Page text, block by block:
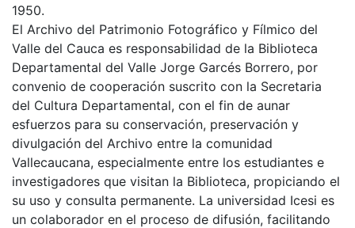
1950.
El Archivo del Patrimonio Fotográfico y Fílmico del
Valle del Cauca es responsabilidad de la Biblioteca
Departamental del Valle Jorge Garcés Borrero, por
convenio de cooperación suscrito con la Secretaria
del Cultura Departamental, con el fin de aunar
esfuerzos para su conservación, preservación y
divulgación del Archivo entre la comunidad
Vallecaucana, especialmente entre los estudiantes e
investigadores que visitan la Biblioteca, propiciando el
su uso y consulta permanente. La universidad Icesi es
un colaborador en el proceso de difusión, facilitando